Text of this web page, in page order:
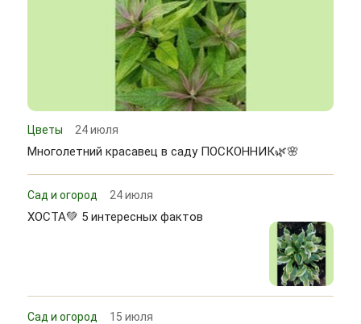
Цветы 24 июля
Многолетний красавец в саду ПОСКОННИК🌿🌸
Сад и огород 24 июля
ХОСТА💚 5 интересных фактов
Сад и огород 15 июля